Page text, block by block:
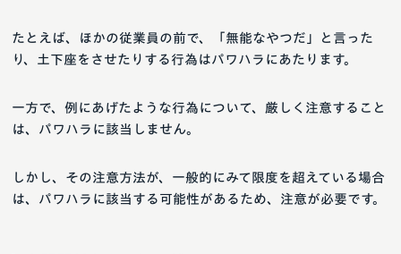
たとえば、ほかの従業員の前で、「無能なやつだ」と言った
り、土下座をさせたりする行為はパワハラにあたります。
一方で、例にあげたような行為について、厳しく注意すること
は、パワハラに該当しません。
しかし、その注意方法が、一般的にみて限度を超えている場合
は、パワハラに該当する可能性があるため、注意が必要です。